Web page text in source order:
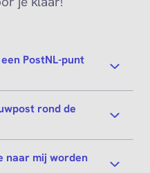
PostNL-punt
rond de
naar mij worden